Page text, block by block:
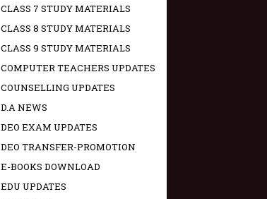
CLASS 7 STUDY MATERIALS
CLASS 8 STUDY MATERIALS
CLASS 9 STUDY MATERIALS
COMPUTER TEACHERS UPDATES
COUNSELLING UPDATES
D.A NEWS
DEO EXAM UPDATES
DEO TRANSFER-PROMOTION
E-BOOKS DOWNLOAD
EDU UPDATES